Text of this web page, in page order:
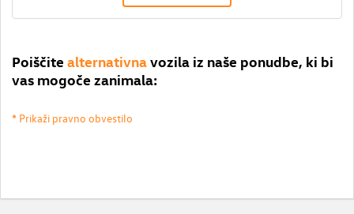
Poiščite alternativnavozila iz naše ponudbe, ki bi
vas mogoče zanimala:
* Prikaži pravno obvestilo